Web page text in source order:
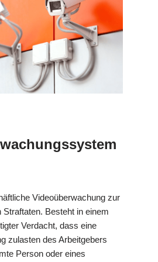
Videoüberwachung zur
Besteht in einem
Verdacht, dass eine
zulasten des Arbeitgebers
Person oder eines